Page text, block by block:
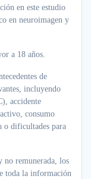
en este estudio
en neuroimagen y
a 18 años.
de
incluyendo
accidente
consumo
o dificultades para
no remunerada, los
toda la información